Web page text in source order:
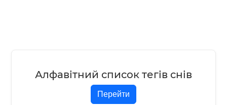
Алфавітний список тегів снів
Перейти